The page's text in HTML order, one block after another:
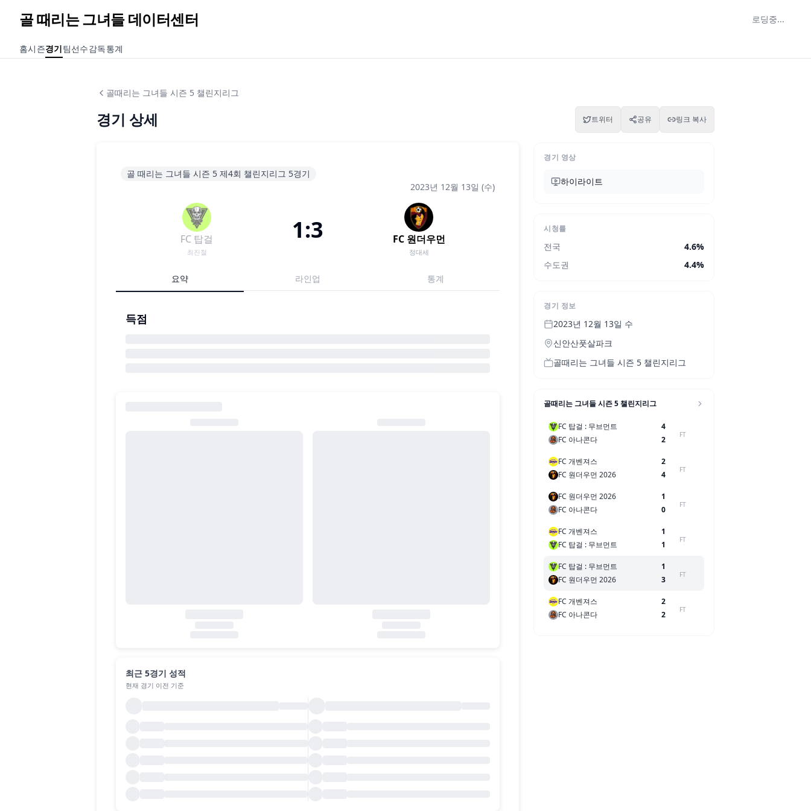
골 때리는 그녀들 데이터센터 로딩중...
홈시즌경기팀선수감독통계
골때리는 그녀들 시즌 5 챌린지리그
경기 상세 트위터 공유 링크 복사
골 때리는 그녀들 시즌 5 제4회 챌린지리그 5경기
2023년 12월 13일 (수)
FC 탑걸
최진철
1:3 FC 원더우먼
정대세
요약 라인업 통계
득점
최근 5경기 성적
현재 경기 이전 기준
경기 영상
하이라이트
시청률
전국 4.6%
수도권
4.4%
경기 정보
2023년 12월 13일 수
신안산풋살파크
골때리는 그녀들 시즌 5 챌린지리그
골때리는 그녀들 시즌 5 챌린지리그
FC 탑걸 : 무브먼트
4
FC 아나콘다
2 FT
FC 개벤져스
2
FC 원더우먼 2026
4 FT
FC 원더우먼 2026
1
FC 아나콘다
0 FT
FC 개벤져스
1
FC 탑걸 : 무브먼트
1 FT
FC 탑걸 : 무브먼트
1
FC 원더우먼 2026
3 FT
FC 개벤져스
2
FC 아나콘다
2 FT